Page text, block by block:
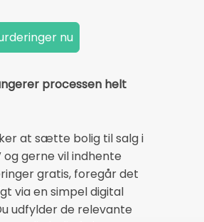
processen helt
at sætte bolig til salg i
og gerne vil indhente
gratis, foregår det
via en simpel digital
udfylder de relevante